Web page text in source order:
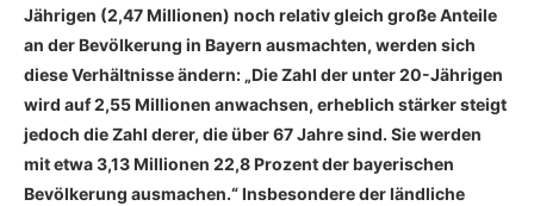
Jährigen (2,47 Millionen) noch relativ gleich große Anteile
an der Bevölkerung in Bayern ausmachten, werden sich
diese Verhältnisse ändern: „Die Zahl der unter 20-Jährigen
wird auf 2,55 Millionen anwachsen, erheblich stärker steigt
jedoch die Zahl derer, die über 67 Jahre sind. Sie werden
mit etwa 3,13 Millionen 22,8 Prozent der bayerischen
Bevölkerung ausmachen.“ Insbesondere der ländliche